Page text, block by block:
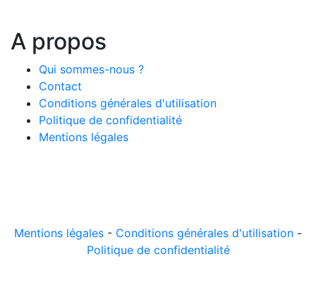
A propos
Qui sommes-nous ?
Contact
Conditions générales d'utilisation
Politique de confidentialité
Mentions légales
Mentions légales - Conditions générales d'utilisation -
Politique de confidentialité